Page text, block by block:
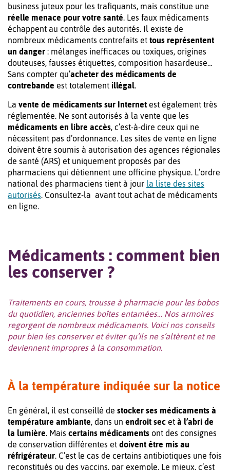
business juteux pour les trafiquants, mais constitue une
réelle menace pour votre santé. Les faux médicaments
échappent au contrôle des autorités. Il existe de
nombreux médicaments contrefaits et tous représentent
un danger : mélanges inefficaces ou toxiques, origines
douteuses, fausses étiquettes, composition hasardeuse…
Sans compter qu’acheter des médicaments de
contrebande est totalement illégal.
La vente de médicaments sur Internet est également très
réglementée. Ne sont autorisés à la vente que les
médicaments en libre accès, c’est-à-dire ceux qui ne
nécessitent pas d’ordonnance. Les sites de vente en ligne
doivent être soumis à autorisation des agences régionales
de santé (ARS) et uniquement proposés par des
pharmaciens qui détiennent une officine physique. L’ordre
national des pharmaciens tient à jour la liste des sites
autorisés. Consultez-la avant tout achat de médicaments
en ligne.
Médicaments : comment bien
les conserver ?
Traitements en cours, trousse à pharmacie pour les bobos
du quotidien, anciennes boîtes entamées… Nos armoires
regorgent de nombreux médicaments. Voici nos conseils
pour bien les conserver et éviter qu’ils ne s’altèrent et ne
deviennent impropres à la consommation.
À la température indiquée sur la notice
En général, il est conseillé de stocker ses médicaments à
température ambiante, dans un endroit sec et à l’abri de
la lumière. Mais certains médicaments ont des consignes
de conservation différentes et doivent être mis au
réfrigérateur. C’est le cas de certains antibiotiques une fois
reconstitués ou des vaccins, par exemple. Le mieux, c’est